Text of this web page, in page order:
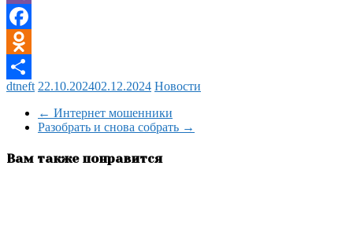
Viber
Facebook
Odnoklassniki
Отправить
dtneft 22.10.202402.12.2024 Новости
← Интернет мошенники
Разобрать и снова собрать →
Вам также понравится